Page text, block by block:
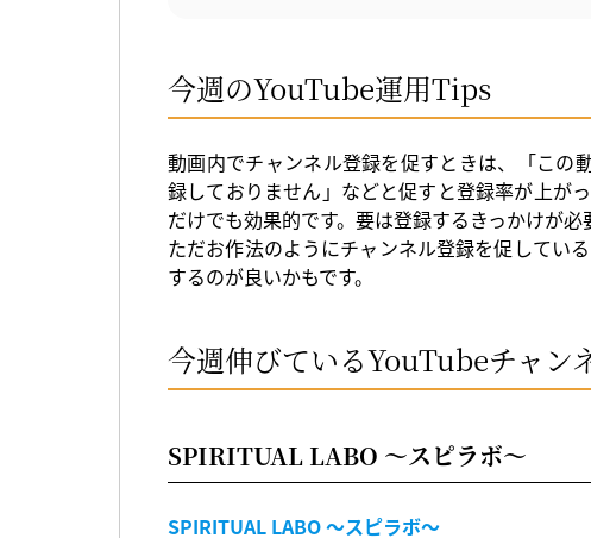
今週のYouTube運用Tips
動画内でチャンネル登録を促すときは、「この
録しておりません」などと促すと登録率が上が
だけでも効果的です。要は登録するきっかけが必
ただお作法のようにチャンネル登録を促してい
するのが良いかもです。
今週伸びているYouTubeチャン
SPIRITUAL LABO 〜スピラボ〜
SPIRITUAL LABO 〜スピラボ〜